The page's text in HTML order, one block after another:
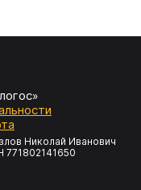
Николай Иванович